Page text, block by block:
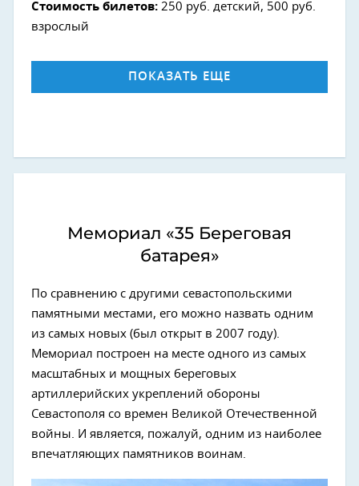
Стоимость билетов: 250 руб. детский, 500 руб.
взрослый
ПОКАЗАТЬ ЕЩЕ
Мемориал «35 Береговая
батарея»
По сравнению с другими севастопольскими
памятными местами, его можно назвать одним
из самых новых (был открыт в 2007 году).
Мемориал построен на месте одного из самых
масштабных и мощных береговых
артиллерийских укреплений обороны
Севастополя со времен Великой Отечественной
войны. И является, пожалуй, одним из наиболее
впечатляющих памятников воинам.